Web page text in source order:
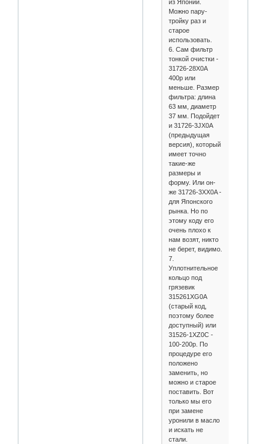
из Японии.
Можно пару-
тройку раз и
старое
использовать.
6. Сам фильтр
тонкой очистки -
31726-28X0A
400р или
меньше. Размер
фильтра: длина
63 мм, диаметр
37 мм. Подойдет
и 31726-3JX0A
(предыдущая
версия), который
имеет точно
такие-же
размеры и
форму. Или он-
же 31726-3XX0A -
для Японского
рынка. Но по
этому коду его
очень плохо к
нам возят, никто
не берет, видимо.
7.
Уплотнительное
кольцо под
грязевик
315261XG0A
(старый код,
поэтому более
доступный) или
31526-1XZ0C -
100-200р. По
процедуре его
положено
заменить, но
можно и старое
поставить. Вот
только мы его
при замене
уронили в масло
и искать не
стали.